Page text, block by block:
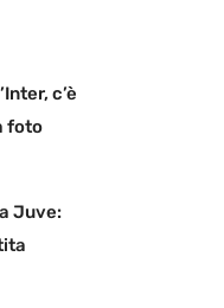
c’è
foto
Juve: